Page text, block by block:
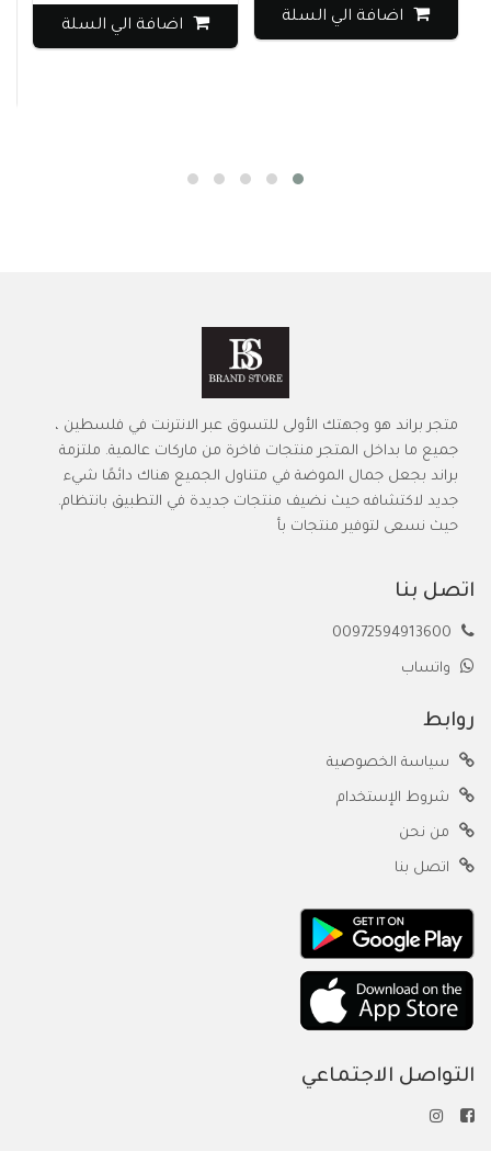
اضافة الي السلة اضافة الي السلة
متجر براند هو وجهتك الأولى للتسوق عبر الانترنت في فلسطين ،
جميع ما بداخل المتجر منتجات فاخرة من ماركات عالمية. ملتزمة
براند بجعل جمال الموضة في متناول الجميع هناك دائمًا شيء
جديد لاكتشافه حيث نضيف منتجات جديدة في التطبيق بانتظام.
حيث نسعى لتوفير منتجات بأ
اتصل بنا
واتساب
روابط
سياسة الخصوصية
شروط الإستخدام
من نحن
اتصل بنا
التواصل الاجتماعي